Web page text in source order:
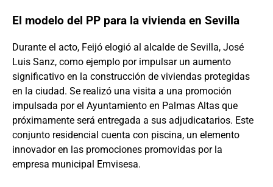
El modelo del PP para la vivienda en Sevilla
Durante el acto, Feijó elogió al alcalde de Sevilla, José
Luis Sanz, como ejemplo por impulsar un aumento
significativo en la construcción de viviendas protegidas
en la ciudad. Se realizó una visita a una promoción
impulsada por el Ayuntamiento en Palmas Altas que
próximamente será entregada a sus adjudicatarios. Este
conjunto residencial cuenta con piscina, un elemento
innovador en las promociones promovidas por la
empresa municipal Emvisesa.